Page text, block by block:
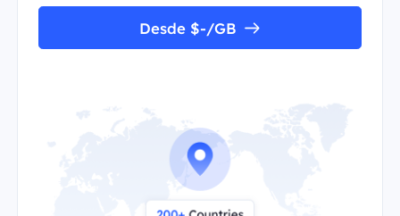
Desde $-/GB